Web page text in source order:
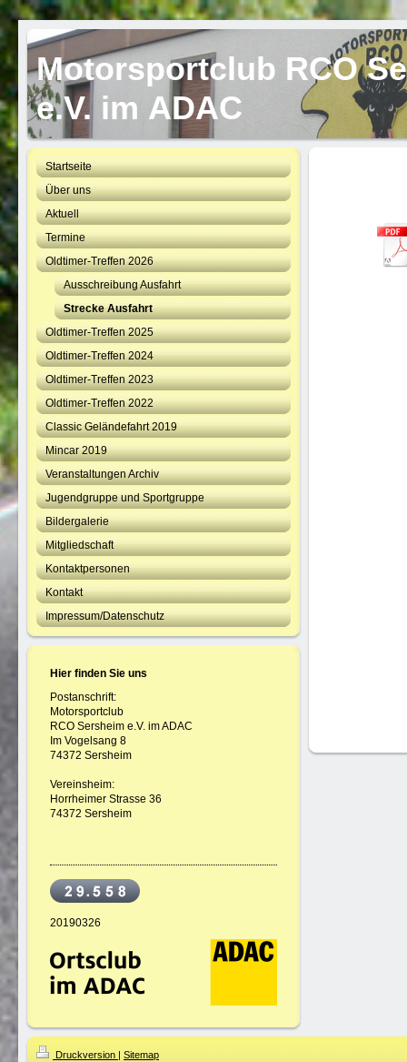
Motorsportclub RCO
e.V. im ADAC
Startseite
Über uns
Aktuell
Termine
Oldtimer-Treffen 2026
Ausschreibung Ausfahrt
Strecke Ausfahrt
Oldtimer-Treffen 2025
Oldtimer-Treffen 2024
Oldtimer-Treffen 2023
Oldtimer-Treffen 2022
Classic Geländefahrt 2019
Mincar 2019
Veranstaltungen Archiv
Jugendgruppe und Sportgruppe
Bildergalerie
Mitgliedschaft
Kontaktpersonen
Kontakt
Impressum/Datenschutz
Hier finden Sie uns
Postanschrift:
Motorsportclub
RCO Sersheim e.V. im ADAC
Im Vogelsang 8
74372 Sersheim
Vereinsheim:
Horrheimer Strasse 36
74372 Sersheim
20190326
Druckversion | Sitemap